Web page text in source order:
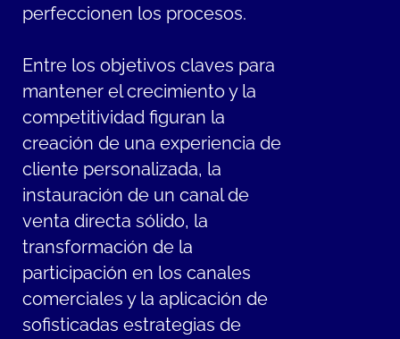
perfeccionen los procesos.
Entre los objetivos claves para
mantener el crecimiento y la
competitividad figuran la
creación de una experiencia de
cliente personalizada, la
instauración de un canal de
venta directa sólido, la
transformación de la
participación en los canales
comerciales y la aplicación de
sofisticadas estrategias de